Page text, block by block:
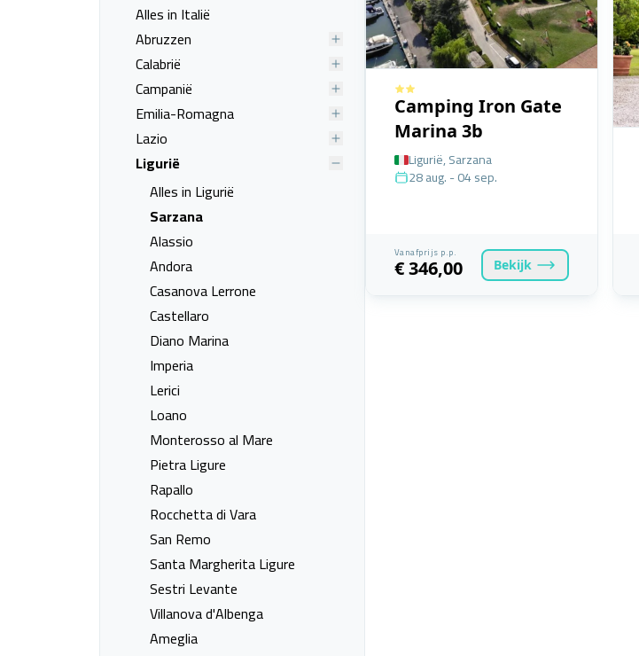
Alles in Italië
Abruzzen
Calabrië
Campanië
Emilia-Romagna
Lazio
Ligurië
Alles in Ligurië
Sarzana
Alassio
Andora
Casanova Lerrone
Castellaro
Diano Marina
Imperia
Lerici
Loano
Monterosso al Mare
Pietra Ligure
Rapallo
Rocchetta di Vara
San Remo
Santa Margherita Ligure
Sestri Levante
Villanova d'Albenga
Ameglia
Camping Iron Gate
Marina 3b
Ligurië, Sarzana
28 aug. - 04 sep.
Vanafprijs p.p.
€ 346,00 Bekijk